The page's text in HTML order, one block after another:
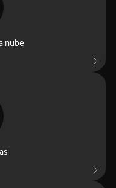
nube
espacio en tu nube.